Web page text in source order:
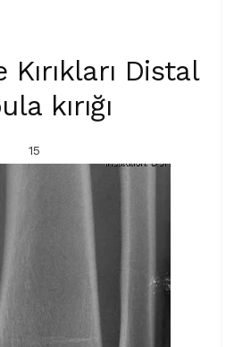
Distal
kırığı
15